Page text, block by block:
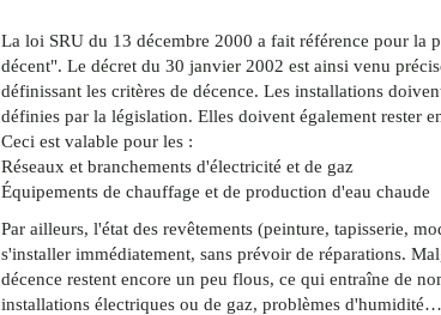
La loi SRU du 13 décembre 2000 a fait référence pour la
décent". Le décret du 30 janvier 2002 est ainsi venu
définissant les critères de décence. Les installations
définies par la législation. Elles doivent également rester
Ceci est valable pour les :
Réseaux et branchements d'électricité et de gaz
Équipements de chauffage et de production d'eau chaude
Par ailleurs, l'état des revêtements (peinture, tapisserie,
s'installer immédiatement, sans prévoir de réparations.
décence restent encore un peu flous, ce qui entraîne de
installations électriques ou de gaz, problèmes